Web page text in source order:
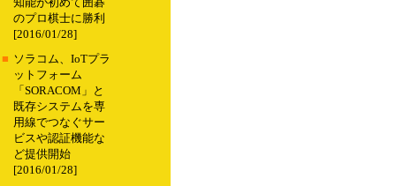
知能が初めて囲碁
のプロ棋士に勝利
[2016/01/28]
■ ソラコム、IoTプラ
ットフォーム
「SORACOM」と
既存システムを専
用線でつなぐサー
ビスや認証機能な
ど提供開始
[2016/01/28]